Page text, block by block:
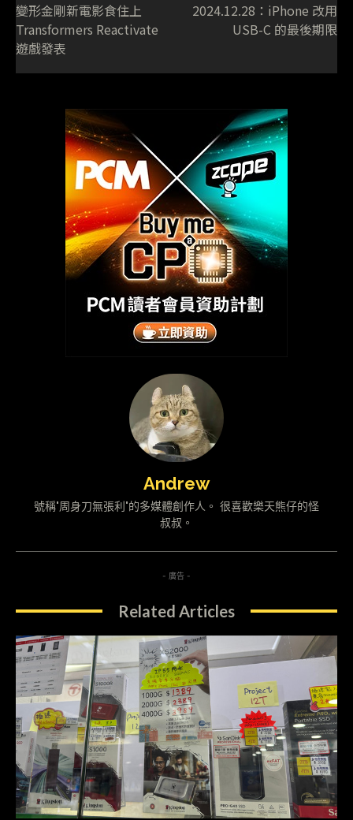
變形金剛新電影食住上
Transformers Reactivate
遊戲發表
2024.12.28：iPhone 改用
USB-C 的最後期限
Andrew
號稱"周身刀無張利"的多媒體創作人。 很喜歡樂天熊仔的怪
叔叔。
- 廣告 -
Related Articles